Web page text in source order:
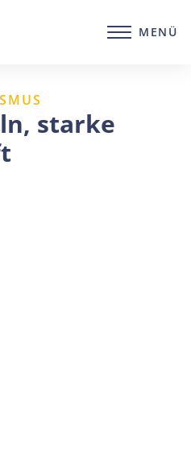
MENÜ
starke